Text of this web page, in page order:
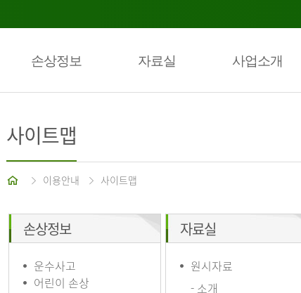
손상정보 자료실 사업소개
사이트맵
홈 이용안내 사이트맵
손상정보
운수사고
어린이 손상
자료실
원시자료
- 소개